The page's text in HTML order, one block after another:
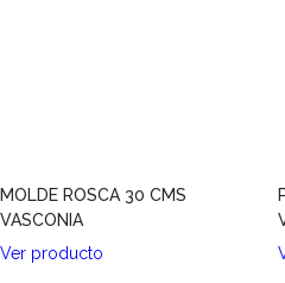
MOLDE ROSCA 30 CMS
VASCONIA
Ver producto